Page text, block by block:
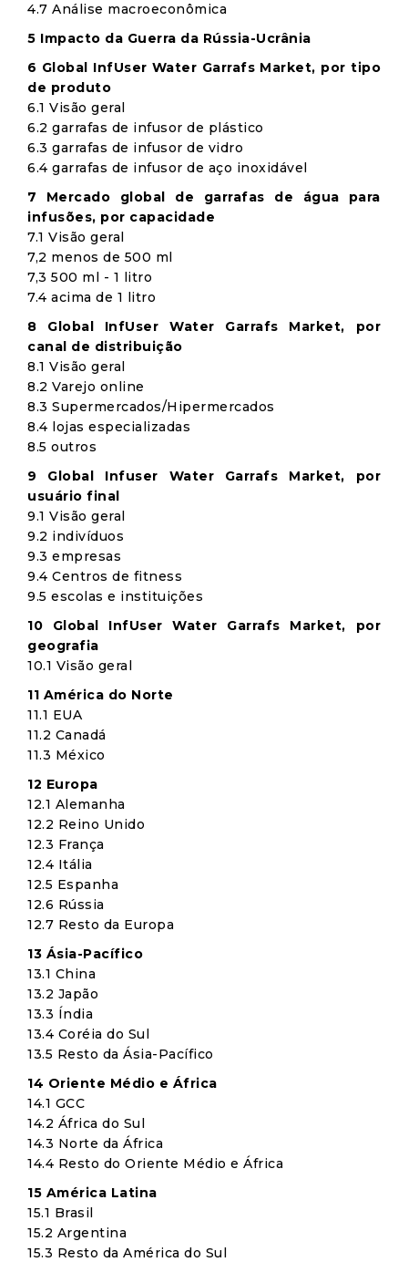
4.7 Análise macroeconômica
5 Impacto da Guerra da Rússia-Ucrânia
6 Global InfUser Water Garrafs Market, por tipo
de produto
6.1 Visão geral
6.2 garrafas de infusor de plástico
6.3 garrafas de infusor de vidro
6.4 garrafas de infusor de aço inoxidável
7 Mercado global de garrafas de água para
infusões, por capacidade
7.1 Visão geral
7,2 menos de 500 ml
7,3 500 ml - 1 litro
7.4 acima de 1 litro
8 Global InfUser Water Garrafs Market, por
canal de distribuição
8.1 Visão geral
8.2 Varejo online
8.3 Supermercados/Hipermercados
8.4 lojas especializadas
8.5 outros
9 Global Infuser Water Garrafs Market, por
usuário final
9.1 Visão geral
9.2 indivíduos
9.3 empresas
9.4 Centros de fitness
9.5 escolas e instituições
10 Global InfUser Water Garrafs Market, por
geografia
10.1 Visão geral
11 América do Norte
11.1 EUA
11.2 Canadá
11.3 México
12 Europa
12.1 Alemanha
12.2 Reino Unido
12.3 França
12.4 Itália
12.5 Espanha
12.6 Rússia
12.7 Resto da Europa
13 Ásia-Pacífico
13.1 China
13.2 Japão
13.3 Índia
13.4 Coréia do Sul
13.5 Resto da Ásia-Pacífico
14 Oriente Médio e África
14.1 GCC
14.2 África do Sul
14.3 Norte da África
14.4 Resto do Oriente Médio e África
15 América Latina
15.1 Brasil
15.2 Argentina
15.3 Resto da América do Sul